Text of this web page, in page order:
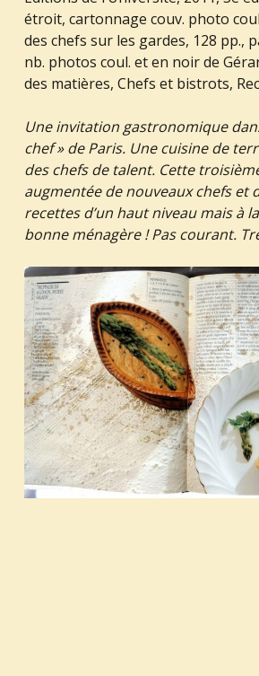
étroit, cartonnage couv. photo
des chefs sur les gardes, 128 pp.,
nb. photos coul. et en noir de
des matières, Chefs et bistrots,
Une invitation gastronomique
chef » de Paris. Une cuisine de
des chefs de talent. Cette
augmentée de nouveaux chefs et
recettes d’un haut niveau mais à
bonne ménagère ! Pas courant.